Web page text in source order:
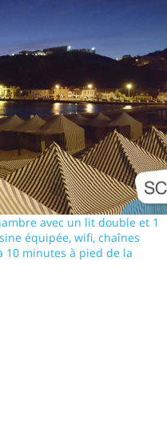
avec un lit double et 1
équipée, wifi, chaînes
10 minutes à pied de la